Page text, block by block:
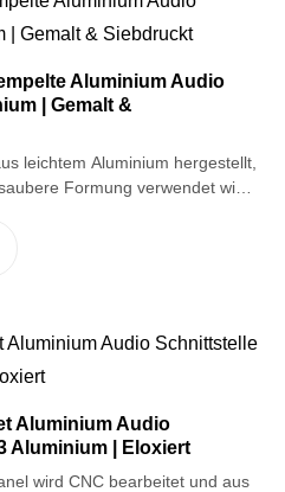
Aluminium Audio
| Gemalt &
leichtem Aluminium hergestellt,
Formung verwendet wird.
Logos oder
Aluminium Audio
Aluminium | Eloxiert
wird CNC bearbeitet und aus